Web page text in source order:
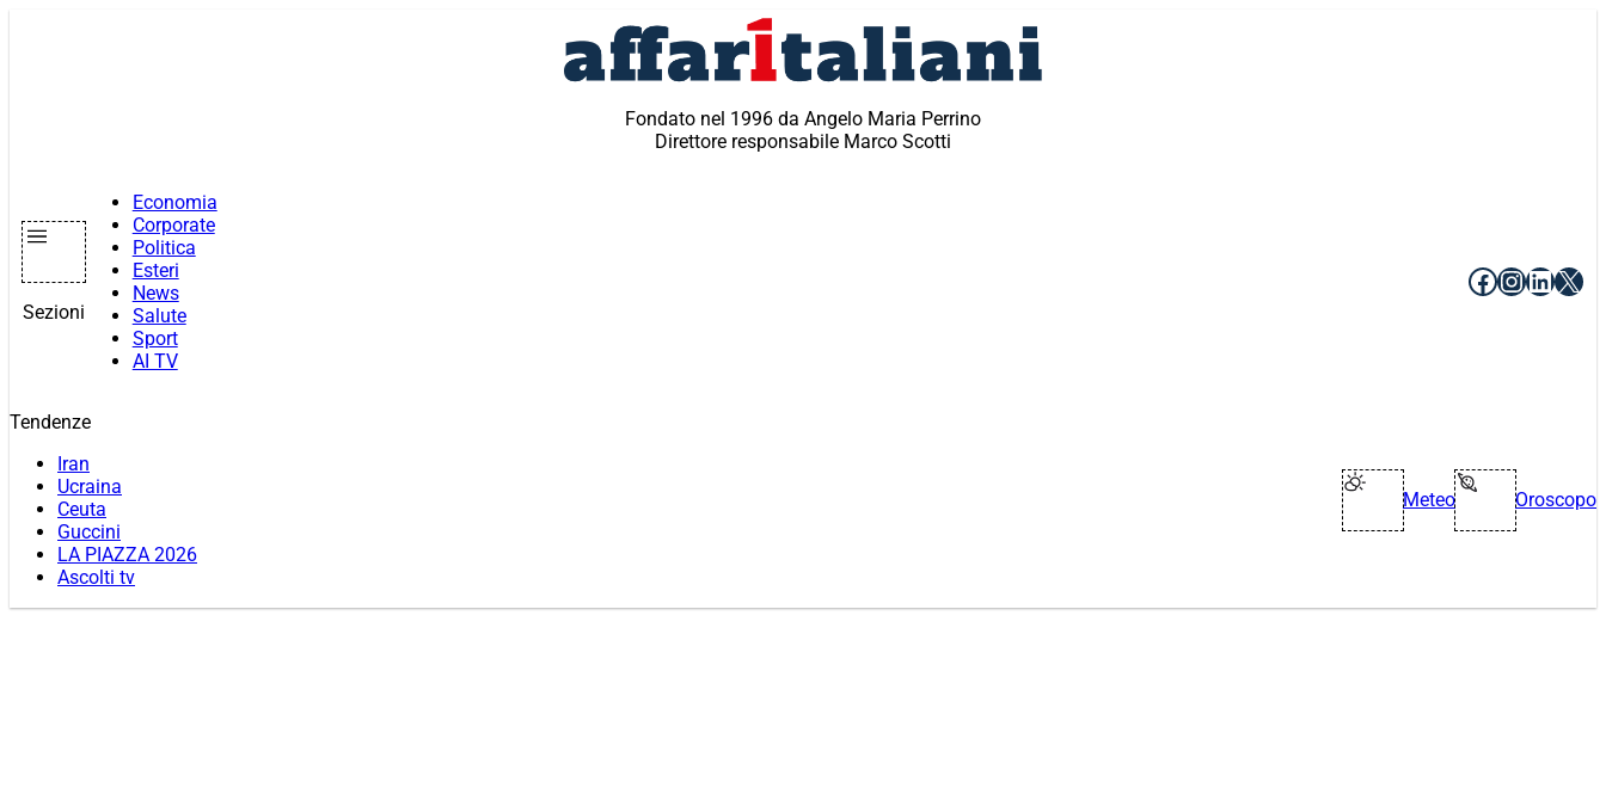
Fondato nel 1996 da Angelo Maria Perrino
Direttore responsabile Marco Scotti
Sezioni
Economia
Corporate
Politica
Esteri
News
Salute
Sport
AI TV
Facebook
X
Tendenze
Iran
Ucraina
Ceuta
Guccini
LA PIAZZA 2026
Ascolti tv
Meteo Oroscopo